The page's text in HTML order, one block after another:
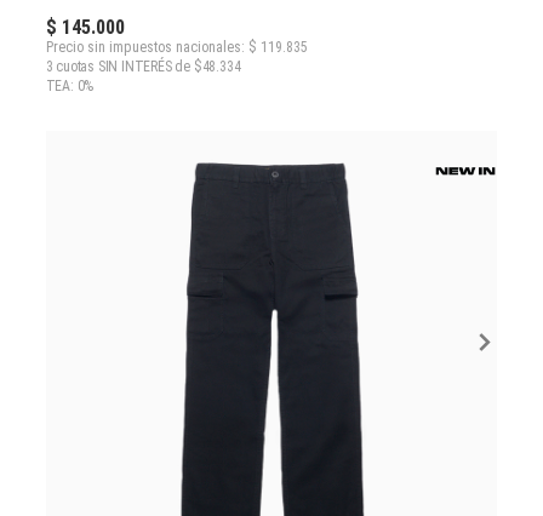
$ 145.000
Precio sin impuestos nacionales: $ 119.835
3 cuotas SIN INTERÉS de $48.334
TEA: 0%